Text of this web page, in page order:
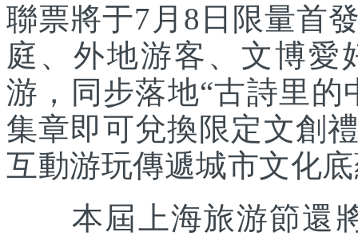
聯票將于7月8日限量首
庭、外地游客、文博愛
游，同步落地“古詩里
集章即可兌換限定文創
互動游玩傳遞城市文化
本屆上海旅游節還將